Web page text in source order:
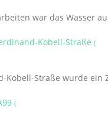
war das Wasser
Kobell-Straße (
Kobell-Straße wurde
(